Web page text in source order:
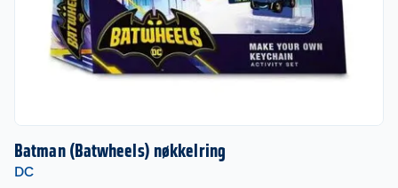
Batman (Batwheels) nøkkelring
DC